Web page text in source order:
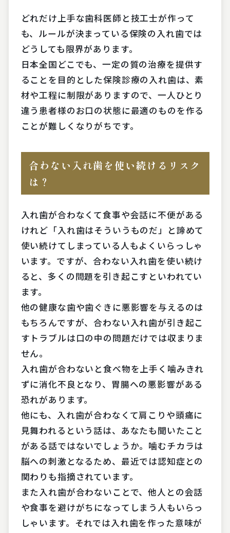
どれだけ上手な歯科医師と技工士が作って
も、ルールが決まっている保険の入れ歯では
どうしても限界があります。
日本全国どこでも、一定の質の治療を提供す
ることを目的とした保険診療の入れ歯は、素
材や工程に制限がありますので、一人ひとり
違う患者様のお口の状態に最適のものを作る
ことが難しくなりがちです。
合わない入れ歯を使い続けるリスク
は？
入れ歯が合わなくて食事や会話に不便がある
けれど「入れ歯はそういうものだ」と諦めて
使い続けてしまっている人もよくいらっしゃ
います。ですが、合わない入れ歯を使い続け
ると、多くの問題を引き起こすといわれてい
ます。
他の健康な歯や歯ぐきに悪影響を与えるのは
もちろんですが、合わない入れ歯が引き起こ
すトラブルは口の中の問題だけでは収まりま
せん。
入れ歯が合わないと食べ物を上手く噛みきれ
ずに消化不良となり、胃腸への悪影響がある
恐れがあります。
他にも、入れ歯が合わなくて肩こりや頭痛に
見舞われるという話は、あなたも聞いたこと
がある話ではないでしょうか。噛むチカラは
脳への刺激となるため、最近では認知症との
関わりも指摘されています。
また入れ歯が合わないことで、他人との会話
や食事を避けがちになってしまう人もいらっ
しゃいます。それでは入れ歯を作った意味が